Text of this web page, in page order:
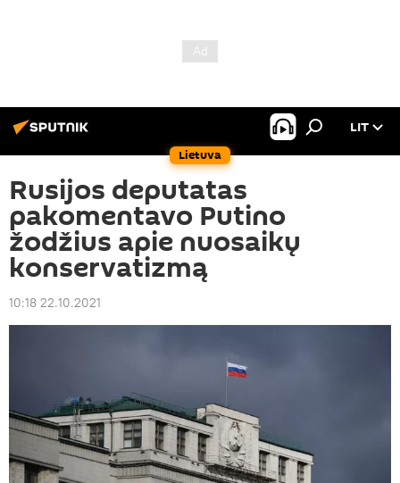
Lietuva
LIT
Rusijos deputatas
pakomentavo Putino
žodžius apie nuosaikų
konservatizmą
10:18 22.10.2021